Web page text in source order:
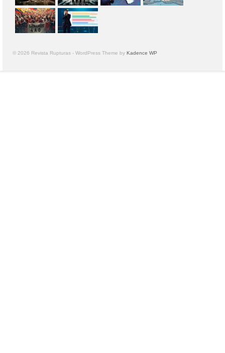
© 2026 Revista Rupturas - WordPress Theme by Kadence WP